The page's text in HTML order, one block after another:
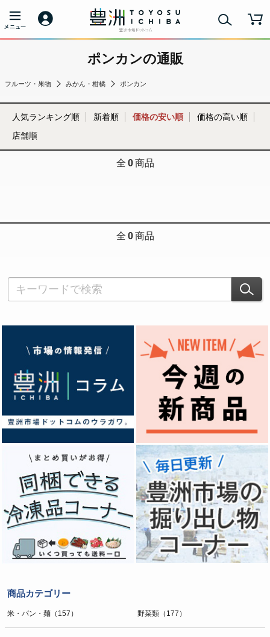
ポンカンの通販
フルーツ・果物 みかん・柑橘 ポンカン
人気ランキング順 新着順 価格の安い順
価格の高い順
店舗順
全 0 商品
全 0 商品
商品カテゴリー
米・パン・麺（157） 野菜類（177）